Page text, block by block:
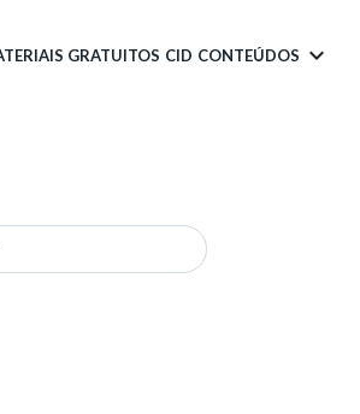
GRATUITOS CID CONTEÚDOS